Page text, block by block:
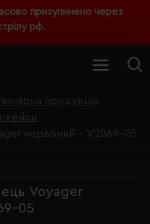
призупинено через
рф.
продукція
кейси
червоний - V2069-05
Voyager
05